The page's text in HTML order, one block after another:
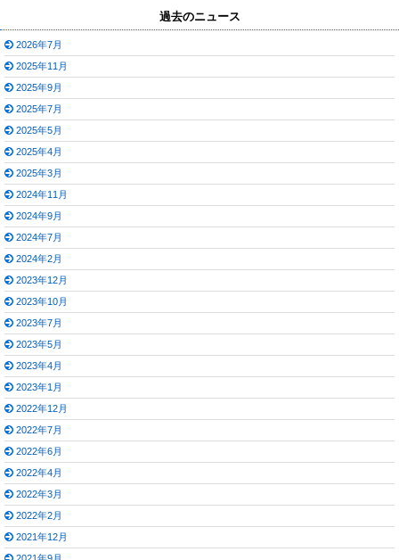
過去のニュース
2026年7月
2025年11月
2025年9月
2025年7月
2025年5月
2025年4月
2025年3月
2024年11月
2024年9月
2024年7月
2024年2月
2023年12月
2023年10月
2023年7月
2023年5月
2023年4月
2023年1月
2022年12月
2022年7月
2022年6月
2022年4月
2022年3月
2022年2月
2021年12月